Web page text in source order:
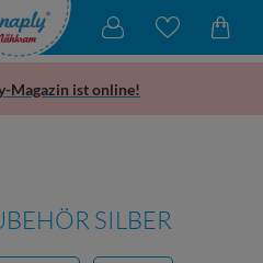
Magazin ist online!
SILBER